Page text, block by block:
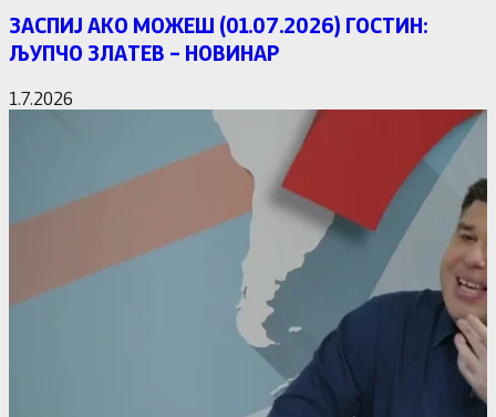
ЗАСПИЈ АКО МОЖЕШ (01.07.2026) ГОСТИН:
ЉУПЧО ЗЛАТЕВ – НОВИНАР
1.7.2026